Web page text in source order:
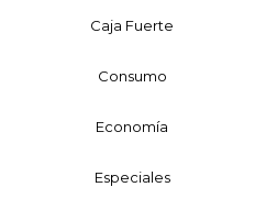
Caja Fuerte
Consumo
Economía
Especiales